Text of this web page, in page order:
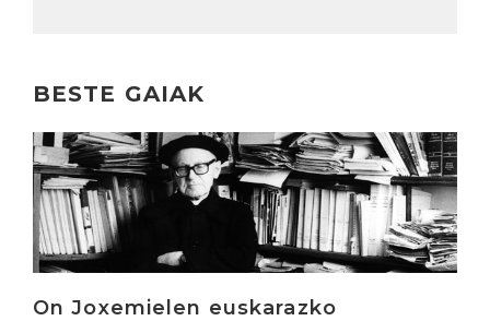
BESTE GAIAK
On Joxemielen euskarazko
Irakurri